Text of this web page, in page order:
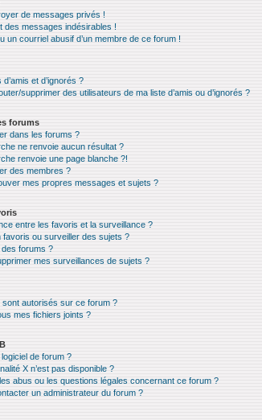
de messages privés !
des messages indésirables !
un courriel abusif d’un membre de ce forum !
et d’ignorés ?
supprimer des utilisateurs de ma liste d’amis ou d’ignorés ?
forums
dans les forums ?
ne renvoie aucun résultat ?
renvoie une page blanche ?!
des membres ?
mes propres messages et sujets ?
entre les favoris et la surveillance ?
favoris ou surveiller des sujets ?
forums ?
mes surveillances de sujets ?
sont autorisés sur ce forum ?
mes fichiers joints ?
de forum ?
X n’est pas disponible ?
abus ou les questions légales concernant ce forum ?
un administrateur du forum ?